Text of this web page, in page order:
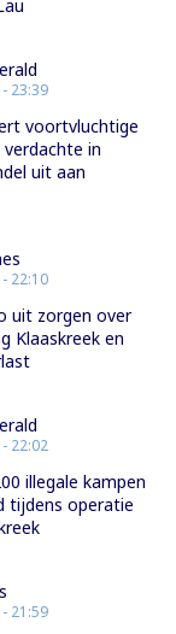
23:39
voortvluchtige
in
uit aan
22:10
uit zorgen over
Klaaskreek en
22:02
illegale kampen
tijdens operatie
21:59